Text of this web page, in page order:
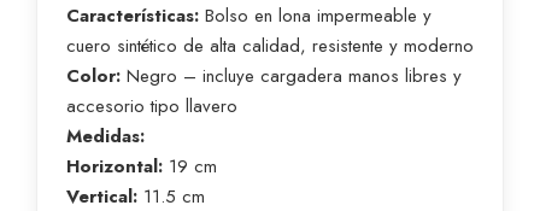
Características: Bolso en lona impermeable y
cuero sintético de alta calidad, resistente y moderno
Color: Negro – incluye cargadera manos libres y
accesorio tipo llavero
Medidas:
Horizontal: 19 cm
Vertical: 11.5 cm